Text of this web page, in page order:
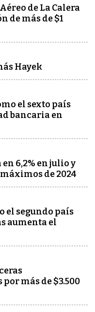
de La Calera
de más de $1
Hayek
el sexto país
bancaria en
6,2% en julio y
de 2024
el segundo país
aumenta el
más de $3.500